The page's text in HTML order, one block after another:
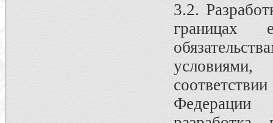
3.2.
границах
Федерации